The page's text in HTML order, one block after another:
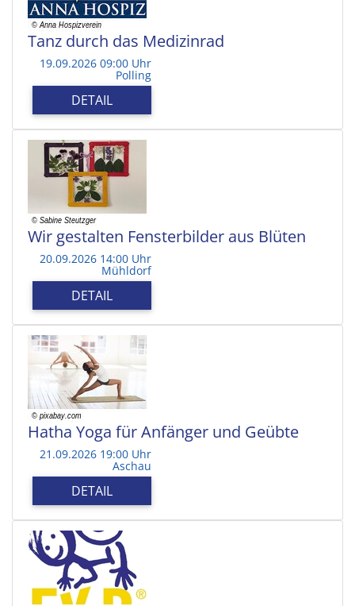
Tanz durch das Medizinrad
19.09.2026 09:00 Uhr
Polling
DETAIL
Wir gestalten Fensterbilder aus Blüten
20.09.2026 14:00 Uhr
Mühldorf
DETAIL
Hatha Yoga für Anfänger und Geübte
21.09.2026 19:00 Uhr
Aschau
DETAIL